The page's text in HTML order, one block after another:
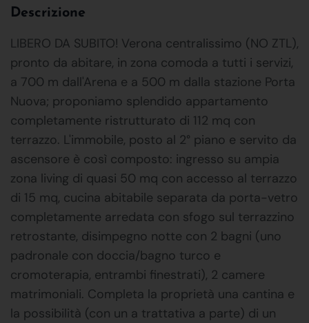
Descrizione
LIBERO DA SUBITO! Verona centralissimo (NO ZTL),
pronto da abitare, in zona comoda a tutti i servizi,
a 700 m dall'Arena e a 500 m dalla stazione Porta
Nuova; proponiamo splendido appartamento
completamente ristrutturato di 112 mq con
terrazzo. L'immobile, posto al 2° piano e servito da
ascensore è così composto: ingresso su ampia
zona living di quasi 50 mq con accesso al terrazzo
di 15 mq, cucina abitabile separata da porta-vetro
completamente arredata con sfogo sul terrazzino
retrostante, disimpegno notte con 2 bagni (uno
padronale con doccia/bagno turco e
cromoterapia, entrambi finestrati), 2 camere
matrimoniali. Completa la proprietà una cantina e
la possibilità (con un a trattativa a parte) di un